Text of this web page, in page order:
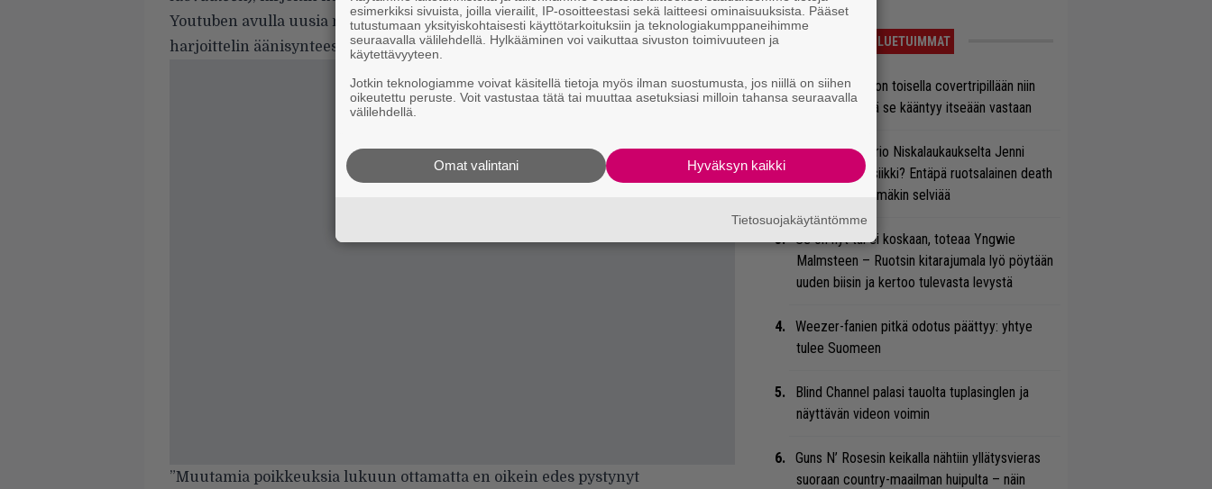
Youtuben avulla uusia musiikkiteknologisia juttuja, kävin pitkillä kävelyillä ja
harjoittelin äänisynteesiä sekä analogisynien käyttöä.”
”Muutamia poikkeuksia lukuun ottamatta en oikein edes pystynyt
LUETUIMMAT
Arvio: Saimaa on toisella covertripillään niin
suvereeni, että se kääntyy itseään vastaan
Miten taipuu Trio Niskalaukaukselta Jenni
Vartiaisen musiikki? Entäpä ruotsalainen death
metal? Pian tämäkin selviää
Se on nyt tai ei koskaan, toteaa Yngwie
Malmsteen – Ruotsin kitarajumala lyö pöytään
uuden biisin ja kertoo tulevasta levystä
Weezer-fanien pitkä odotus päättyy: yhtye
tulee Suomeen
Blind Channel palasi tauolta tuplasinglen ja
näyttävän videon voimin
Guns N’ Rosesin keikalla nähtiin yllätysvieras
suoraan country-maailman huipulta – näin
esimerkiksi sivuista, joilla vierailit, IP-osoitteestasi sekä laitteesi ominaisuuksista. Pääset
tutustumaan yksityiskohtaisesti käyttötarkoituksiin ja teknologiakumppaneihimme
seuraavalla välilehdellä. Hylkääminen voi vaikuttaa sivuston toimivuuteen ja
käytettävyyteen.
Jotkin teknologiamme voivat käsitellä tietoja myös ilman suostumusta, jos niillä on siihen
oikeutettu peruste. Voit vastustaa tätä tai muuttaa asetuksiasi milloin tahansa seuraavalla
välilehdellä.
Hyväksyn kaikki
Omat valintani
Tietosuojakäytäntömme